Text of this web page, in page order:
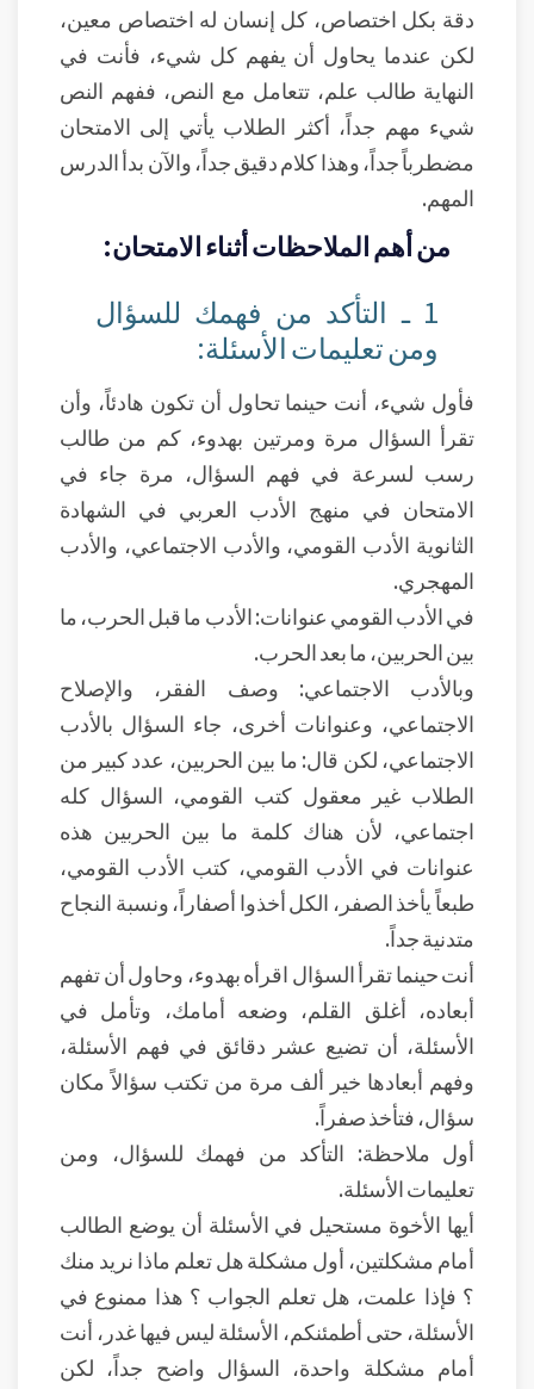
دقة بكل اختصاص، كل إنسان له اختصاص معين،
لكن عندما يحاول أن يفهم كل شيء، فأنت في
النهاية طالب علم، تتعامل مع النص، ففهم النص
شيء مهم جداً، أكثر الطلاب يأتي إلى الامتحان
مضطرباً جداً، وهذا كلام دقيق جداً، والآن بدأ الدرس
المهم.
من أهم الملاحظات أثناء الامتحان:
1 ـ التأكد من فهمك للسؤال
ومن تعليمات الأسئلة:
فأول شيء، أنت حينما تحاول أن تكون هادئاً، وأن
تقرأ السؤال مرة ومرتين بهدوء، كم من طالب
رسب لسرعة في فهم السؤال، مرة جاء في
الامتحان في منهج الأدب العربي في الشهادة
الثانوية الأدب القومي، والأدب الاجتماعي، والأدب
المهجري.
في الأدب القومي عنوانات: الأدب ما قبل الحرب، ما
بين الحربين، ما بعد الحرب.
وبالأدب الاجتماعي: وصف الفقر، والإصلاح
الاجتماعي، وعنوانات أخرى، جاء السؤال بالأدب
الاجتماعي، لكن قال: ما بين الحربين، عدد كبير من
الطلاب غير معقول كتب القومي، السؤال كله
اجتماعي، لأن هناك كلمة ما بين الحربين هذه
عنوانات في الأدب القومي، كتب الأدب القومي،
طبعاً يأخذ الصفر، الكل أخذوا أصفاراً، ونسبة النجاح
متدنية جداً.
أنت حينما تقرأ السؤال اقرأه بهدوء، وحاول أن تفهم
أبعاده، أغلق القلم، وضعه أمامك، وتأمل في
الأسئلة، أن تضيع عشر دقائق في فهم الأسئلة،
وفهم أبعادها خير ألف مرة من تكتب سؤالاً مكان
سؤال، فتأخذ صفراً.
أول ملاحظة: التأكد من فهمك للسؤال، ومن
تعليمات الأسئلة.
أيها الأخوة مستحيل في الأسئلة أن يوضع الطالب
أمام مشكلتين، أول مشكلة هل تعلم ماذا نريد منك
؟ فإذا علمت، هل تعلم الجواب ؟ هذا ممنوع في
الأسئلة، حتى أطمئنكم، الأسئلة ليس فيها غدر، أنت
أمام مشكلة واحدة، السؤال واضح جداً، لكن